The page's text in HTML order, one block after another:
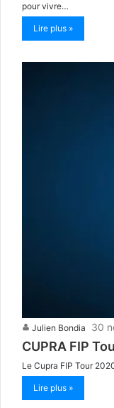
pour vivre…
Lire plus »
Julien Bondia 30
CUPRA FIP
Le Cupra FIP Tour
Lire plus »